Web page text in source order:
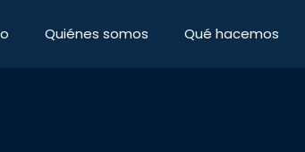
Quiénes somos Qué hacemos